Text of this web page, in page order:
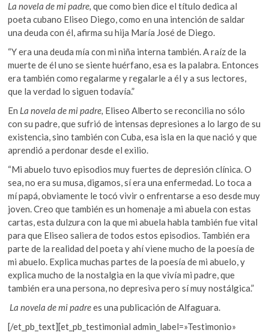
La novela de mi padre,que como bien dice el título dedica al
poeta cubano Eliseo Diego, como en una intención de saldar
una deuda con él, afirma su hija María José de Diego.
“Y era una deuda mía con mi niña interna también. A raíz de la
muerte de él uno se siente huérfano, esa es la palabra. Entonces
era también como regalarme y regalarle a él y a sus lectores,
que la verdad lo siguen todavía.”
En La novela de mi padre, Eliseo Alberto se reconcilia no sólo
con su padre, que sufrió de intensas depresiones a lo largo de su
existencia, sino también con Cuba, esa isla en la que nació y que
aprendió a perdonar desde el exilio.
“Mi abuelo tuvo episodios muy fuertes de depresión clínica. O
sea, no era su musa, digamos, sí era una enfermedad. Lo toca a
mí papá, obviamente le tocó vivir o enfrentarse a eso desde muy
joven. Creo que también es un homenaje a mi abuela con estas
cartas, esta dulzura con la que mi abuela habla también fue vital
para que Eliseo saliera de todos estos episodios. También era
parte de la realidad del poeta y ahí viene mucho de la poesía de
mi abuelo. Explica muchas partes de la poesía de mi abuelo, y
explica mucho de la nostalgia en la que vivía mi padre, que
también era una persona, no depresiva pero sí muy nostálgica.”
La novela de mi padrees una publicación de Alfaguara.
[/et_pb_text][et_pb_testimonial admin_label=»Testimonio»